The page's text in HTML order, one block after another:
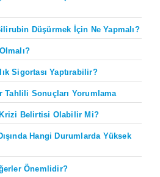
Düşürmek İçin Ne Yapmalı?
Sigortası Yaptırabilir?
Sonuçları Yorumlama
Belirtisi Olabilir Mi?
Hangi Durumlarda Yüksek
Önemlidir?